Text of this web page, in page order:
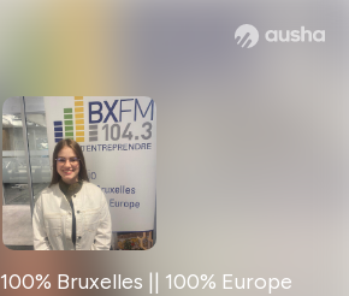
Bruxelles || 100% Europe